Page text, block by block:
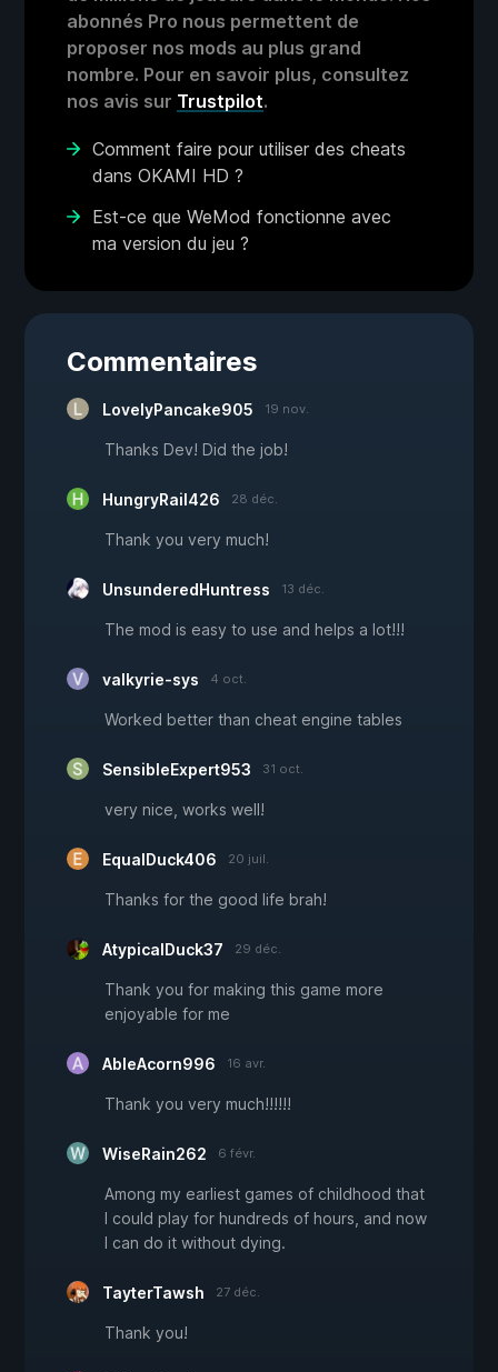
abonnés Pro nous permettent de
proposer nos mods au plus grand
nombre. Pour en savoir plus, consultez
nos avis sur Trustpilot.
Comment faire pour utiliser des cheats
dans OKAMI HD ?
Est-ce que WeMod fonctionne avec
ma version du jeu ?
Commentaires
LovelyPancake905 19 nov.
Thanks Dev! Did the job!
HungryRail426 28 déc.
Thank you very much!
UnsunderedHuntress 13 déc.
The mod is easy to use and helps a lot!!!
valkyrie-sys 4 oct.
Worked better than cheat engine tables
SensibleExpert953 31 oct.
very nice, works well!
EqualDuck406 20 juil.
Thanks for the good life brah!
AtypicalDuck37 29 déc.
Thank you for making this game more
enjoyable for me
AbleAcorn996 16 avr.
Thank you very much!!!!!!
WiseRain262 6 févr.
Among my earliest games of childhood that
I could play for hundreds of hours, and now
I can do it without dying.
TayterTawsh 27 déc.
Thank you!